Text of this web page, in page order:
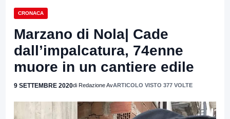
CRONACA
Marzano di Nola| Cade
dall’impalcatura, 74enne
muore in un cantiere edile
9 SETTEMBRE 2020di Redazione AvARTICOLO VISTO 377 VOLTE